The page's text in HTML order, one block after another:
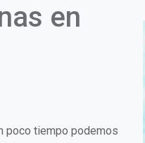
en
poco tiempo podemos